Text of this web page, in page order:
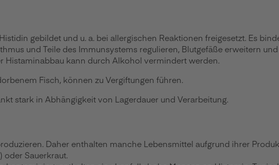
gebildet und u. a. bei allergischen Reaktionen freigesetzt. Es
und Teile des Immunsystems regulieren, Blutgefäße erweitern
Histaminabbau kann durch Alkohol vermindert werden.
Fisch, können zu Vergiftungen führen.
stark in Abhängigkeit von Lagerdauer und Verarbeitung.
Daher enthalten manche Lebensmittel aufgrund ihrer
oder Sauerkraut.